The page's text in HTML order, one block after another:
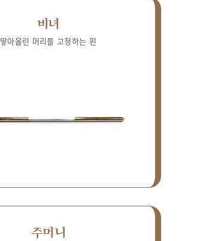
비녀
땋아올린 머리를 고정하는 핀
주머니